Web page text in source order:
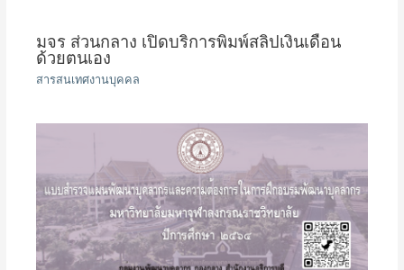
มจร ส่วนกลาง เปิดบริการพิมพ์สลิปเงินเดือน
ด้วยตนเอง
สารสนเทศงานบุคคล